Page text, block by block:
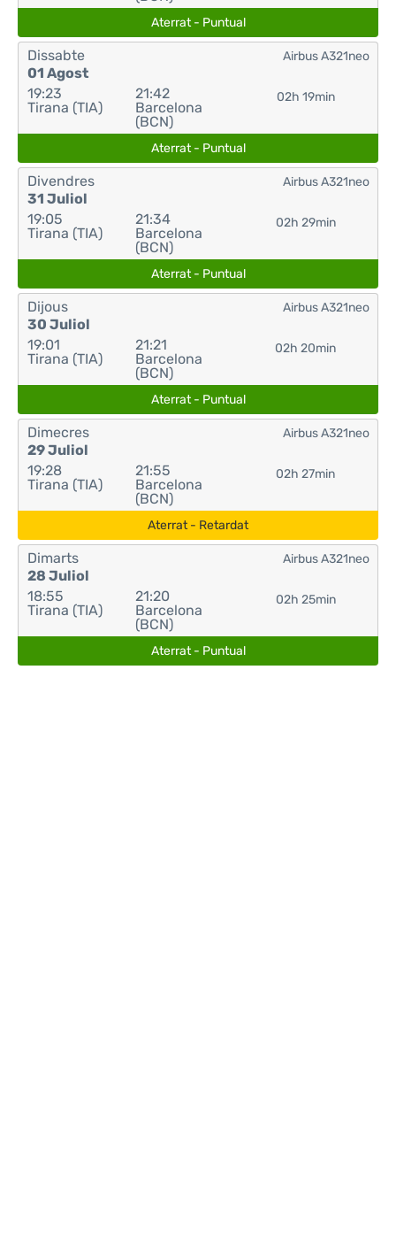
Aterrat - Puntual
Dissabte
01 Agost
19:23
Tirana (TIA)
21:42
Barcelona
(BCN)
02h 19min
Airbus A321neo
Aterrat - Puntual
Divendres
31 Juliol
19:05
Tirana (TIA)
21:34
Barcelona
(BCN)
02h 29min
Airbus A321neo
Aterrat - Puntual
Dijous
30 Juliol
19:01
Tirana (TIA)
21:21
Barcelona
(BCN)
02h 20min
Airbus A321neo
Aterrat - Puntual
Dimecres
29 Juliol
19:28
Tirana (TIA)
21:55
Barcelona
(BCN)
02h 27min
Airbus A321neo
Aterrat - Retardat
Dimarts
28 Juliol
18:55
Tirana (TIA)
21:20
Barcelona
(BCN)
02h 25min
Airbus A321neo
Aterrat - Puntual